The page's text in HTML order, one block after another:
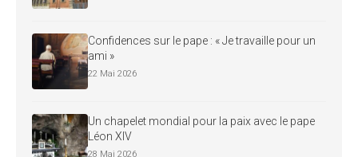
Confidences sur le pape : « Je travaille pour un
ami »
22 Mai 2026
Un chapelet mondial pour la paix avec le pape
Léon XIV
28 Mai 2026